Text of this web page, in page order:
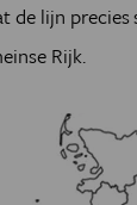
de lijn
Rijk.